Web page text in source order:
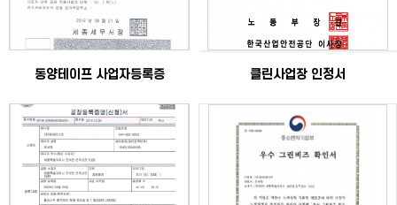
동양테이프 사업자등록증 클린사업장 인정서